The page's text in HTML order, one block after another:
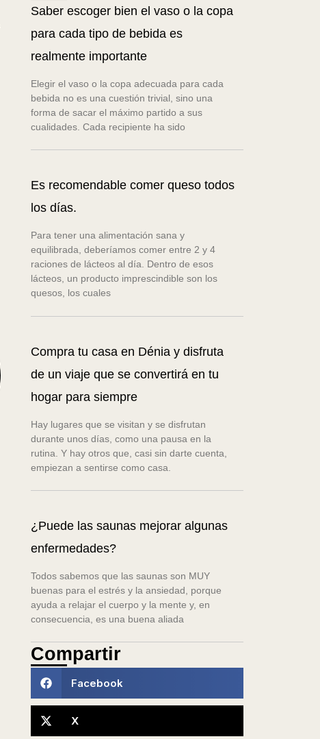
Saber escoger bien el vaso o la copa
para cada tipo de bebida es
realmente importante
Elegir el vaso o la copa adecuada para cada
bebida no es una cuestión trivial, sino una
forma de sacar el máximo partido a sus
cualidades. Cada recipiente ha sido
Es recomendable comer queso todos
los días.
Para tener una alimentación sana y
equilibrada, deberíamos comer entre 2 y 4
raciones de lácteos al día. Dentro de esos
lácteos, un producto imprescindible son los
quesos, los cuales
Compra tu casa en Dénia y disfruta
de un viaje que se convertirá en tu
hogar para siempre
Hay lugares que se visitan y se disfrutan
durante unos días, como una pausa en la
rutina. Y hay otros que, casi sin darte cuenta,
empiezan a sentirse como casa.
¿Puede las saunas mejorar algunas
enfermedades?
Todos sabemos que las saunas son MUY
buenas para el estrés y la ansiedad, porque
ayuda a relajar el cuerpo y la mente y, en
consecuencia, es una buena aliada
Compartir
Facebook
X